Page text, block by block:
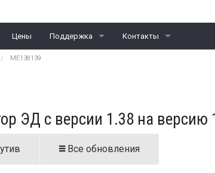
проекты
Цены Поддержка Контакты
Калининград
ME138139
ЭД с версии 1.38 на версию
Все обновления